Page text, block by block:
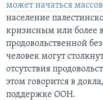
может начаться
население
кризисным или более
продовольственной
человек могут
отсутствия
этом говорится в
поддержке ООН.